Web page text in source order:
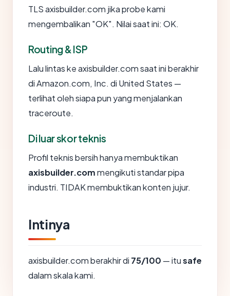
TLS axisbuilder.com jika probe kami
mengembalikan "OK". Nilai saat ini: OK.
Routing & ISP
Lalu lintas ke axisbuilder.com saat ini berakhir
di Amazon.com, Inc. di United States —
terlihat oleh siapa pun yang menjalankan
traceroute.
Di luar skor teknis
Profil teknis bersih hanya membuktikan
axisbuilder.commengikuti standar pipa
industri. TIDAK membuktikan konten jujur.
Intinya
axisbuilder.com berakhir di 75/100 — itusafe
dalam skala kami.